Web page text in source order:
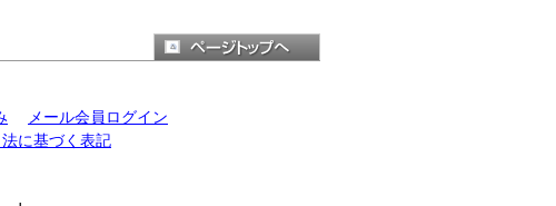
メール会員ログイン
に基づく表記